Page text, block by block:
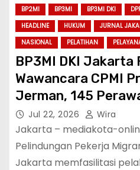
BP2MI BP3MI BP3MI DKI
HEADLINE
HUKUM JURNAL
NASIONAL
PELATIHAN
BP3MI DKI Jakarta
Wawancara CPMI
Jerman, 145
Penentuan
Jul 22, 2026 Wira
Jakarta – mediakota-
Pelindungan Pekerja
Jakarta memfasilitasi